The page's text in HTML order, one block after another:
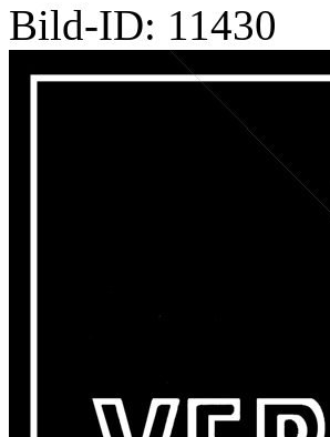
Bild-ID: 11430